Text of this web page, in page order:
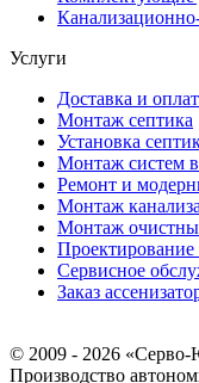
Услуги
Доставка и
Монтаж септика
Установка
Монтаж систем
Ремонт и
Монтаж
Монтаж
Сервисное
Заказ
© 2009 - 2026
Производство